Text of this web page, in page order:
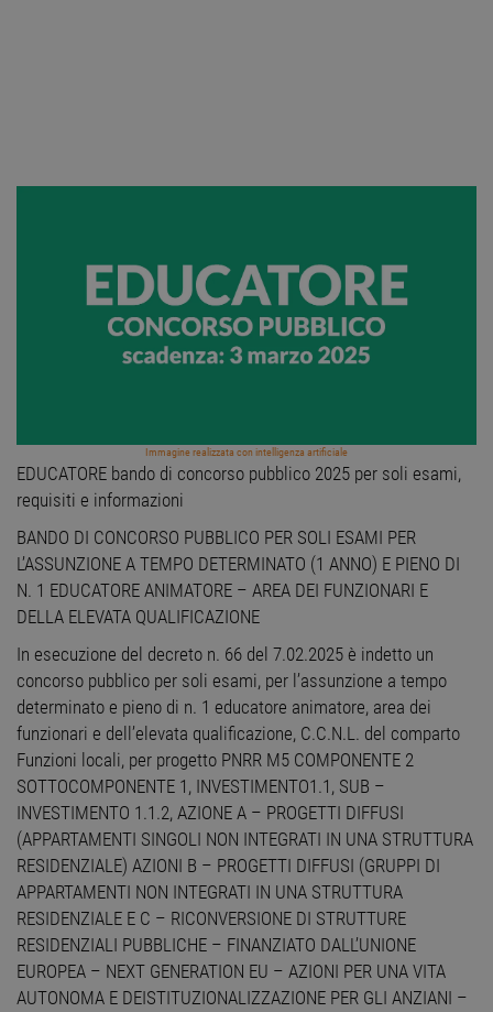
Immagine realizzata con intelligenza artificiale
EDUCATORE bando di concorso pubblico 2025 per soli esami,
requisiti e informazioni
BANDO DI CONCORSO PUBBLICO PER SOLI ESAMI PER
L’ASSUNZIONE A TEMPO DETERMINATO (1 ANNO) E PIENO DI
N. 1 EDUCATORE ANIMATORE – AREA DEI FUNZIONARI E
DELLA ELEVATA QUALIFICAZIONE
In esecuzione del decreto n. 66 del 7.02.2025 è indetto un
concorso pubblico per soli esami, per l’assunzione a tempo
determinato e pieno di n. 1 educatore animatore, area dei
funzionari e dell’elevata qualificazione, C.C.N.L. del comparto
Funzioni locali, per progetto PNRR M5 COMPONENTE 2
SOTTOCOMPONENTE 1, INVESTIMENTO1.1, SUB –
INVESTIMENTO 1.1.2, AZIONE A – PROGETTI DIFFUSI
(APPARTAMENTI SINGOLI NON INTEGRATI IN UNA STRUTTURA
RESIDENZIALE) AZIONI B – PROGETTI DIFFUSI (GRUPPI DI
APPARTAMENTI NON INTEGRATI IN UNA STRUTTURA
RESIDENZIALE E C – RICONVERSIONE DI STRUTTURE
RESIDENZIALI PUBBLICHE – FINANZIATO DALL’UNIONE
EUROPEA – NEXT GENERATION EU – AZIONI PER UNA VITA
AUTONOMA E DEISTITUZIONALIZZAZIONE PER GLI ANZIANI –